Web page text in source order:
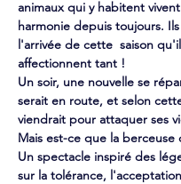
animaux qui y habitent
harmonie depuis toujours.
l'arrivée de cette  saison
affectionnent tant !
Un soir, une nouvelle se
serait en route, et selon
viendrait pour attaquer ses
Mais est-ce que la berceuse
Un spectacle inspiré des
sur la tolérance,